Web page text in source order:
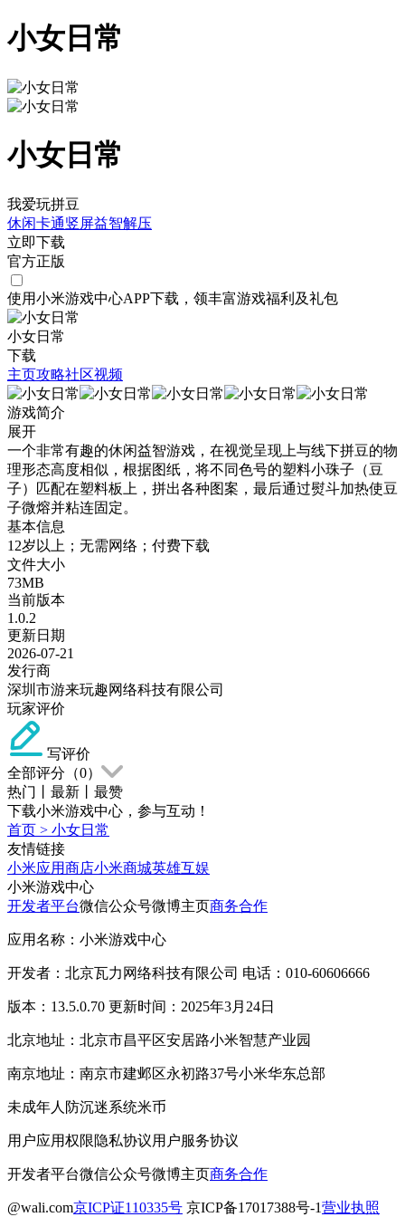
小女日常
小女日常
我爱玩拼豆
休闲卡通竖屏益智解压
立即下载
官方正版
使用小米游戏中心APP下载 ，领丰富游戏福利 及礼包
小女日常
下载
主页攻略社区视频
游戏简介
展开
一个非常有趣的休闲益智游戏，在视觉呈现上与线下拼豆的物
理形态高度相似，根据图纸，将不同色号的塑料小珠子（豆
子）匹配在塑料板上，拼出各种图案，最后通过熨斗加热使豆
子微熔并粘连固定。
基本信息
12岁以上；无需网络；付费下载
文件大小
73MB
当前版本
1.0.2
更新日期
2026-07-21
发行商
深圳市游来玩趣网络科技有限公司
玩家评价
写评价
全部评分（0）
热门
最新
最赞
下载小米游戏中心，参与互动！
首页 > 小女日常
友情链接
小米应用商店小米商城英雄互娱
小米游戏中心
开发者平台微信公众号微博主页商务合作
应用名称：小米游戏中心
开发者：北京瓦力网络科技有限公司 电话：010-60606666
版本：13.5.0.70 更新时间：2025年3月24日
北京地址：北京市昌平区安居路小米智慧产业园
南京地址：南京市建邺区永初路37号小米华东总部
未成年人防沉迷系统米币
用户应用权限隐私协议用户服务协议
开发者平台微信公众号微博主页商务合作
@wali.com京ICP证110335号 京ICP备17017388号-1营业执照